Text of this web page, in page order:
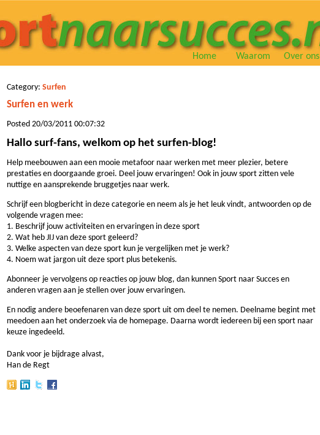
Home Waarom Over ons
Category: Surfen
Surfen en werk
Posted 20/03/2011 00:07:32
Hallo surf-fans, welkom op het surfen-blog!
Help meebouwen aan een mooie metafoor naar werken met meer plezier, betere
prestaties en doorgaande groei. Deel jouw ervaringen! Ook in jouw sport zitten vele
nuttige en aansprekende bruggetjes naar werk.
Schrijf een blogbericht in deze categorie en neem als je het leuk vindt, antwoorden op de
volgende vragen mee:
1. Beschrijf jouw activiteiten en ervaringen in deze sport
2. Wat heb JIJ van deze sport geleerd?
3. Welke aspecten van deze sport kun je vergelijken met je werk?
4. Noem wat jargon uit deze sport plus betekenis.
Abonneer je vervolgens op reacties op jouw blog, dan kunnen Sport naar Succes en
anderen vragen aan je stellen over jouw ervaringen.
En nodig andere beoefenaren van deze sport uit om deel te nemen. Deelname begint met
meedoen aan het onderzoek via de homepage. Daarna wordt iedereen bij een sport naar
keuze ingedeeld.
Dank voor je bijdrage alvast,
Han de Regt